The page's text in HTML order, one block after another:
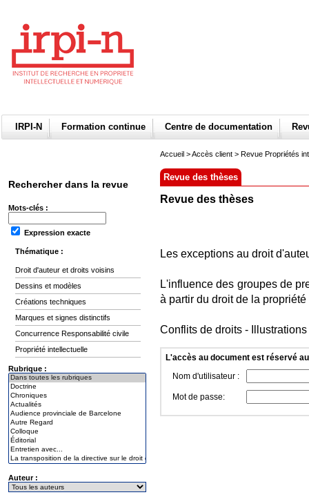
IRPI-N Formation continue Centre de documentation
Rechercher dans la revue
Mots-clés :
Expression exacte
Thématique :
Droit d'auteur et droits voisins
Dessins et modèles
Créations techniques
Marques et signes distinctifs
Concurrence Responsabilité civile
Propriété intellectuelle
Rubrique :
Auteur :
Accueil >Accès client > Revue Propriétés
Revue des thèses
Revue des thèses
Les exceptions au droit
L'influence des groupes de
à partir du droit de la
Conflits de droits -
L'accès au document est réservé
Nom d'utilisateur :
Mot de passe: